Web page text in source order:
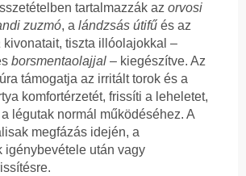
tartalmazzák az orvosi
zuzmó, a lándzsás útifű és az
kivonatait, tiszta illóolajokkal –
borsmentaolajjal – kiegészítve. Az
támogatja az irritált torok és a
komfortérzetét, frissíti a leheletet,
légutak normál működéséhez. A
megfázás idején, a
igénybevétele után vagy